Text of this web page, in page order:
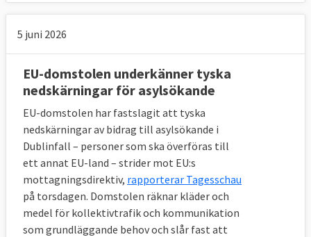
5 juni 2026
EU-domstolen underkänner tyska
nedskärningar för asylsökande
EU-domstolen har fastslagit att tyska
nedskärningar av bidrag till asylsökande i
Dublinfall – personer som ska överföras till
ett annat EU-land – strider mot EU:s
mottagningsdirektiv, rapporterar Tagesschau
på torsdagen. Domstolen räknar kläder och
medel för kollektivtrafik och kommunikation
som grundläggande behov och slår fast att